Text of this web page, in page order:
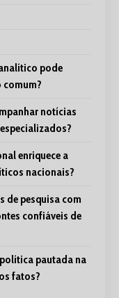
pode
notícias
enriquece a
nacionais?
de pesquisa com
confiáveis de
pautada na
fatos?